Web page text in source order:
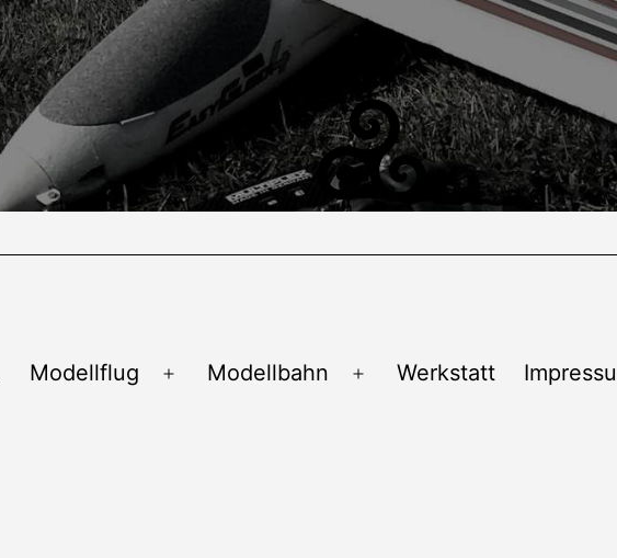
Modellflug
Menü
Modellbahn
Menü
Werkstatt